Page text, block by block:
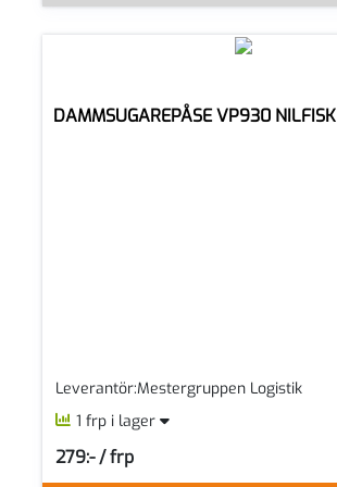
DAMMSUGAREPÅSE VP930 NILFISK
Leverantör:Mestergruppen Logistik
1 frp i lager
279:- / frp
SEK per FRP